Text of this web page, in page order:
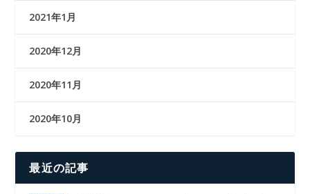
2021年1月
2020年12月
2020年11月
2020年10月
最近の記事